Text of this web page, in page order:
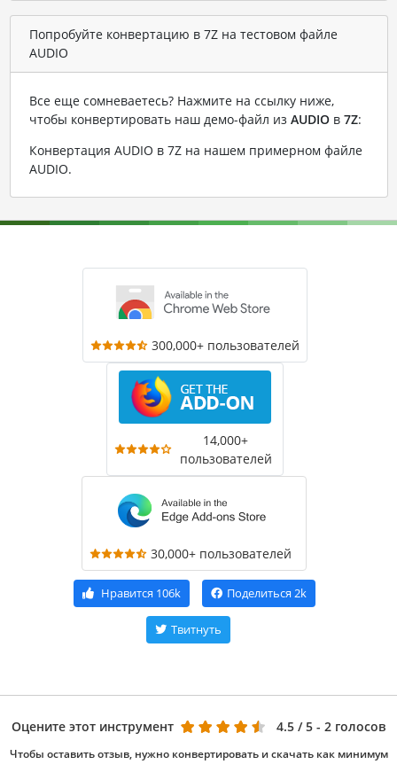
Попробуйте конвертацию в 7Z на тестовом файле
AUDIO
Все еще сомневаетесь? Нажмите на ссылку ниже,
чтобы конвертировать наш демо-файл из AUDIOв 7Z:
Конвертация AUDIO в 7Z на нашем примерном файле
AUDIO.
300,000+ пользователей
14,000+
пользователей
30,000+ пользователей
Нравится 106k Поделиться 2k
Твитнуть
Оцените этот инструмент 4.5 / 5 - 2 голосов
Чтобы оставить отзыв, нужно конвертировать и скачать как минимум